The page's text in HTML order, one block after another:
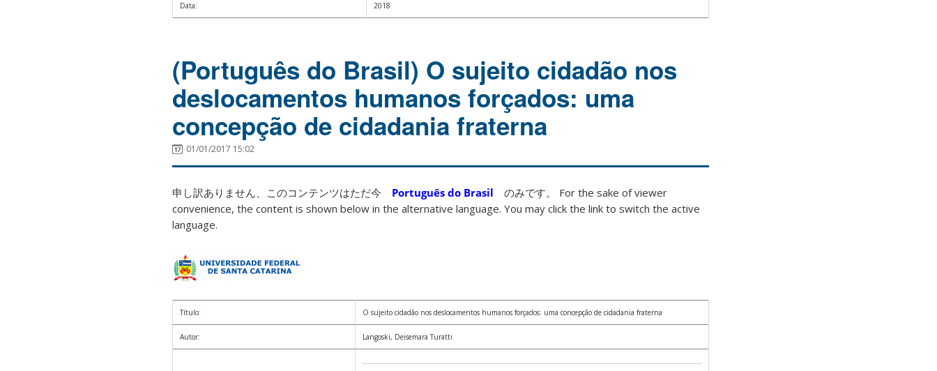
Data: 2018
(Português do Brasil) O sujeito cidadão nos
deslocamentos humanos forçados: uma
concepção de cidadania fraterna
01/01/2017 15:02
申し訳ありません、このコンテンツはただ今 Português do Brasil のみです。 For the sake of viewer
convenience, the content is shown below in the alternative language. You may click the link to switch the active
language.
Título: O sujeito cidadão nos deslocamentos humanos forçados: uma concepção de cidadania fraterna
Autor: Langoski, Deisemara Turatti